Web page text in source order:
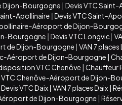
Dijon-Bourgogne | Devis VTC Saint-
Apollinaire | Devis VTC Saint-
Aéroport de Dijon-
Bourgogne | Devis VTC Longvic|
de Dijon-Bourgogne | VAN 7
Aéroport de Dijon-Bourgogne |
VTC Chenôve | Chauffeur
VTC Chenôve-Aéroport de Dijon-
Devis VTC Daix| VAN 7 places Daix|
de Dijon-Bourgogne |